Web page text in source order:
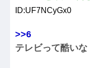
ID:UF7NCyGx0
>>6
テレビって酷いな